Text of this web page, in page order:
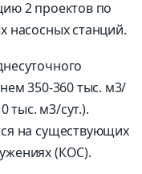
2 проектов по
насосных станций.
350-360 тыс. м3/
тыс. м3/сут.).
на существующих
(КОС).